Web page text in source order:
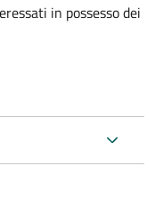
in possesso dei